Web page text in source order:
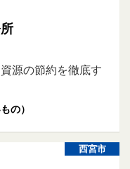
源の節約を徹底す
の）
西宮市